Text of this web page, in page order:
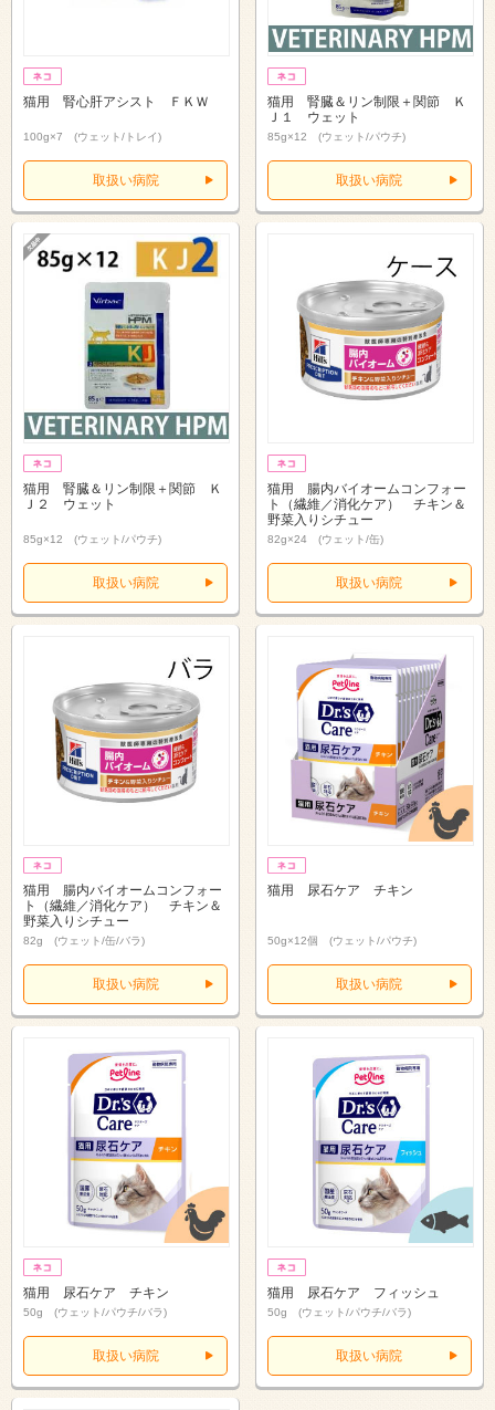
猫用 腎心肝アシスト ＦＫＷ
100g×7 (ウェット/トレイ)
取扱い病院
猫用 腎臓＆リン制限＋関節 Ｋ
Ｊ１ ウェット
85g×12 (ウェット/パウチ)
取扱い病院
猫用 腎臓＆リン制限＋関節 Ｋ
Ｊ２ ウェット
85g×12 (ウェット/パウチ)
取扱い病院
猫用 腸内バイオームコンフォー
ト（繊維／消化ケア） チキン＆
野菜入りシチュー
82g×24 (ウェット/缶)
取扱い病院
猫用 腸内バイオームコンフォー
ト（繊維／消化ケア） チキン＆
野菜入りシチュー
82g (ウェット/缶/バラ)
取扱い病院
猫用 尿石ケア チキン
50g×12個 (ウェット/パウチ)
取扱い病院
猫用 尿石ケア チキン
50g (ウェット/パウチ/バラ)
取扱い病院
猫用 尿石ケア フィッシュ
50g (ウェット/パウチ/バラ)
取扱い病院